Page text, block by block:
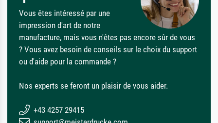
Vous êtes intéressé par une
impression d'art de notre
manufacture, mais vous n'êtes pas encore sûr de vous
? Vous avez besoin de conseils sur le choix du support
ou d'aide pour la commande ?
Nos experts se feront un plaisir de vous aider.
+43 4257 29415